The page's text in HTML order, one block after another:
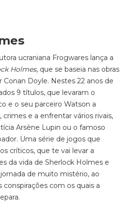
ucraniana Frogwares lança a
Holmes, que se baseia nas obras
Doyle. Nestes 22 anos de
9 títulos, que levaram o
e o seu parceiro Watson a
crimes e a enfrentar vários rivais,
Arsène Lupin ou o famoso
Uma série de jogos que
críticos, que te vai levar a
da vida de Sherlock Holmes e
de muito mistério, ao
conspirações com os quais a